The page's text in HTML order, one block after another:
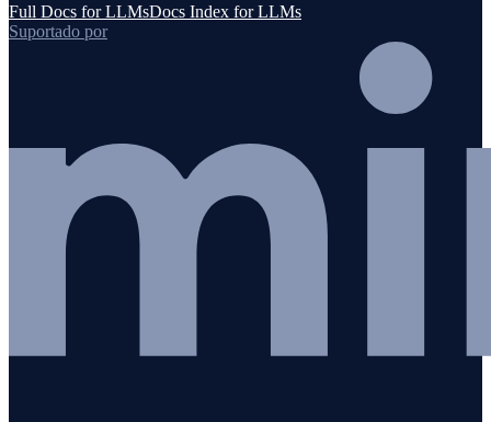
Full Docs for LLMsDocs Index for LLMs
Suportado por